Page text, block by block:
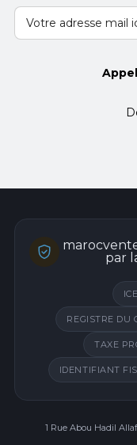
par
ICE
REGISTRE DU
TAXE
IDENTIFIANT
1 Rue Abou Hadil